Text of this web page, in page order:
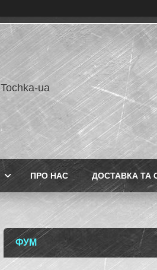
Tochka-ua
ПРО НАС ДОСТАВКА ТА
ФУМ